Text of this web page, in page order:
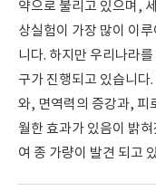
약으로 불리고 있으며,
상실험이 가장 많이 이
니다. 하지만 우리나라
구가 진행되고 있습니다
와, 면역력의 증강과, 피
월한 효과가 있음이 밝
여 종 가량이 발견 되고